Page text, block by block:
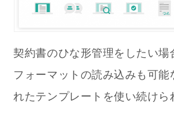
契約書のひな形管理をしたい場
フォーマットの読み込みも可能
れたテンプレートを使い続けら